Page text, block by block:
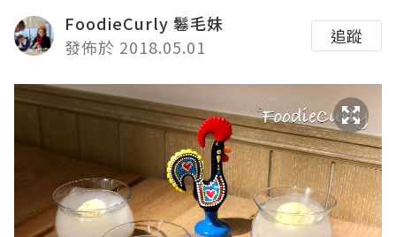
FoodieCurly 鬈毛妹
發佈於 2018.05.01
追蹤